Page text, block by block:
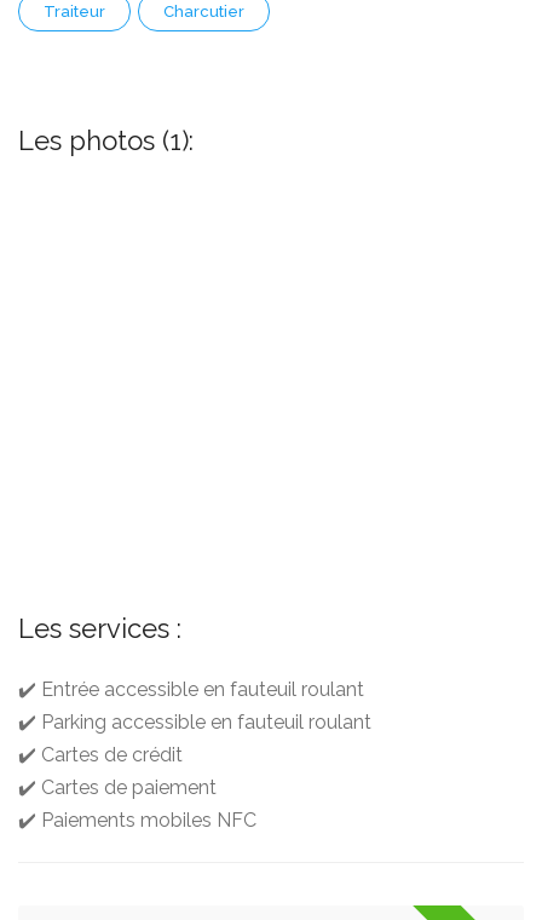
Traiteur Charcutier
Les photos (1):
Les services :
✔️ Entrée accessible en fauteuil roulant
✔️ Parking accessible en fauteuil roulant
✔️ Cartes de crédit
✔️ Cartes de paiement
✔️ Paiements mobiles NFC